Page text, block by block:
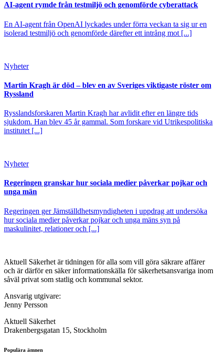
AI-agent rymde från testmiljö och genomförde cyberattack
En AI-agent från OpenAI lyckades under förra veckan ta sig ur en
isolerad testmiljö och genomförde därefter ett intrång mot [...]
Nyheter
Martin Kragh är död – blev en av Sveriges viktigaste röster om
Ryssland
Rysslandsforskaren Martin Kragh har avlidit efter en längre tids
sjukdom. Han blev 45 år gammal. Som forskare vid Utrikespolitiska
institutet [...]
Nyheter
Regeringen granskar hur sociala medier påverkar pojkar och
unga män
Regeringen ger Jämställdhetsmyndigheten i uppdrag att undersöka
hur sociala medier påverkar pojkar och unga mäns syn på
maskulinitet, relationer och [...]
Aktuell Säkerhet är tidningen för alla som vill göra säkrare affärer
och är därför en säker informationskälla för säkerhets­ansvariga inom
såväl privat som statlig och kommunal sektor.
Ansvarig utgivare:
Jenny Persson
Aktuell Säkerhet
Drakenbergsgatan 15, Stockholm
Populära ämnen